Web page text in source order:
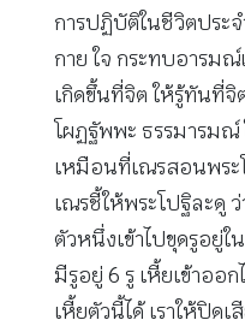
การปฏิบัติในชีวิตประ
กาย ใจ กระทบอารม
เกิดขึ้นที่จิต ให้รู้ทันที่จิ
โผฏฐัพพะ ธรรมารมณ์
เหมือนที่เณรสอนพระ
เณรชี้ให้พระโปฐิละดู
ตัวหนึ่งเข้าไปขุดรูอยู่
มีรูอยู่ 6 รู เหี้ยเข้าออก
เหี้ยตัวนี้ได้ เราให้ปิดเ